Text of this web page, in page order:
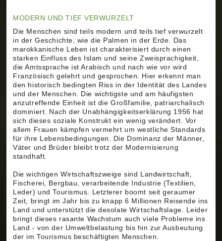
MODERN UND TIEF VERWURZELT
Die Menschen sind teils modern und teils tief verwurzelt
in der Geschichte, wie die Palmen in der Erde. Das
marokkanische Leben ist charakterisiert durch einen
starken Einfluss des Islam und seine Zweisprachigkeit,
die Amtssprache ist Arabisch und nach wie vor wird
Französisch gelehrt und gesprochen. Hier erkennt man
den historisch bedingten Riss in der Identität des Landes
und der Menschen. Die wichtigste und am häufigsten
anzutreffende Einheit ist die Großfamilie, patriarchalisch
dominiert. Nach der Unabhängigkeitserklärung 1956 hat
sich dieses soziale Konstrukt ein wenig verändert. Vor
allem Frauen kämpfen vermehrt um westliche Standards
für ihre Lebensbedingungen. Die Dominanz der Männer,
Väter und Brüder bleibt trotz der Modernisierung
standhaft.
Die wichtigen Wirtschaftszweige sind Landwirtschaft,
Fischerei, Bergbau, verarbeitende Industrie (Textilien,
Leder) und Tourismus. Letzterer boomt seit geraumer
Zeit, bringt im Jahr bis zu knapp 6 Millionen Reisende ins
Land und unterstützt die desolate Wirtschaftslage. Leider
bringt dieses rasante Wachstum auch viele Probleme ins
Land - von der Umweltbelastung bis hin zur Ausbeutung
der im Tourismus beschäftigten Menschen.